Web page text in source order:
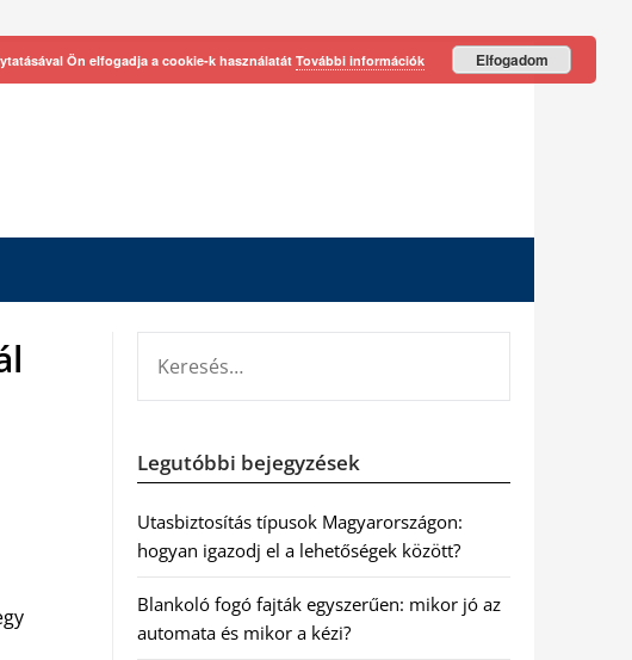
Legutóbbi bejegyzések
Utasbiztosítás típusok Magyarországon:
hogyan igazodj el a lehetőségek között?
Blankoló fogó fajták egyszerűen: mikor jó az
automata és mikor a kézi?
Ön elfogadja a cookie-k használatátTovábbi információk Elfogadom